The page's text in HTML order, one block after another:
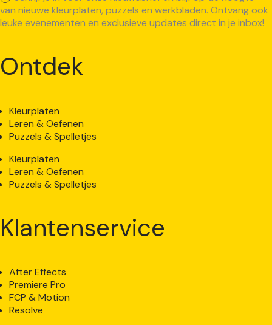
van nieuwe kleurplaten, puzzels en werkbladen. Ontvang ook
leuke evenementen en exclusieve updates direct in je inbox!
Ontdek
Kleurplaten
Leren & Oefenen
Puzzels & Spelletjes
Kleurplaten
Leren & Oefenen
Puzzels & Spelletjes
Klantenservice
After Effects
Premiere Pro
FCP & Motion
Resolve